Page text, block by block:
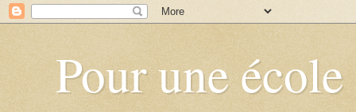
Pour une